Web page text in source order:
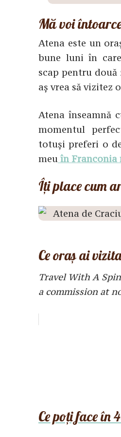
Mă voi
Atena este un
bune luni în
scap pentru
aș vrea să vizitez
Atena înseamnă
momentul
totuși preferi o
meu în Franconia
Îți place cum
Ce oraș ai
Travel With A
a commission at
Ce poți face în